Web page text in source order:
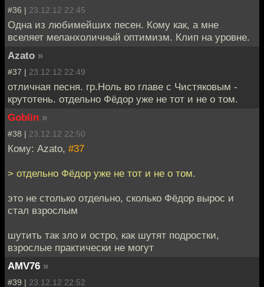
#36 | 23.12.12 22:45
Одна из любимейших песен. Кому как, а мне
вселяет меланхоличный оптимизм. Клип на уровне.
Azato »
#37 | 23.12.12 22:49
отличная песня. гр.Ноль во главе с Чистяковым -
крутотень. отдельно Фёдор уже не тот и не о том.
Goblin »
#38 | 23.12.12 22:50
Кому: Azato, #37
> отдельно Фёдор уже не тот и не о том.
это не столько отдельно, сколько Фёдор вырос и
стал взрослым
шутить так зло и остро, как шутят подростки,
взрослые практически не могут
AMV76 »
#39 | 23.12.12 22:52